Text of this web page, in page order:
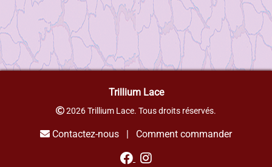
Trillium Lace
2026 Trillium Lace. Tous droits réservés.
Contactez-nous Comment commander